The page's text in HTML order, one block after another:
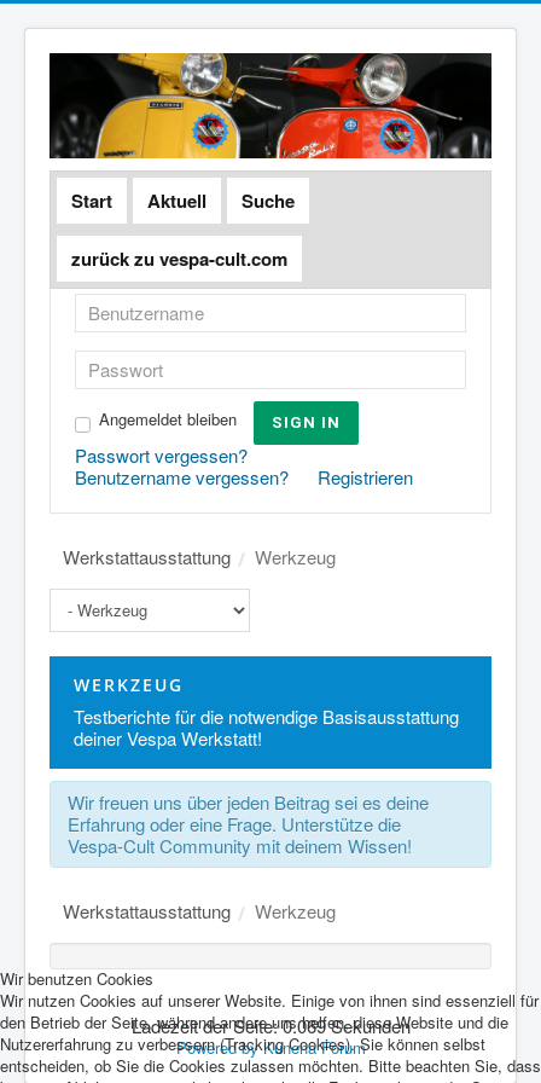
Start Aktuell Suche
zurück zu vespa-cult.com
Angemeldet bleiben SIGN IN
Passwort vergessen?
Benutzername vergessen?
Registrieren
Werkstattausstattung Werkzeug
WERKZEUG
Testberichte für die notwendige Basisausstattung
deiner Vespa Werkstatt!
Wir freuen uns über jeden Beitrag sei es deine
Erfahrung oder eine Frage. Unterstütze die
Vespa-Cult Community mit deinem Wissen!
Werkstattausstattung Werkzeug
Ladezeit der Seite: 0.069 Sekunden
Powered by Kunena Forum
Wir benutzen Cookies
Wir nutzen Cookies auf unserer Website. Einige von ihnen sind essenziell für
den Betrieb der Seite, während andere uns helfen, diese Website und die
Nutzererfahrung zu verbessern (Tracking Cookies). Sie können selbst
entscheiden, ob Sie die Cookies zulassen möchten. Bitte beachten Sie, dass